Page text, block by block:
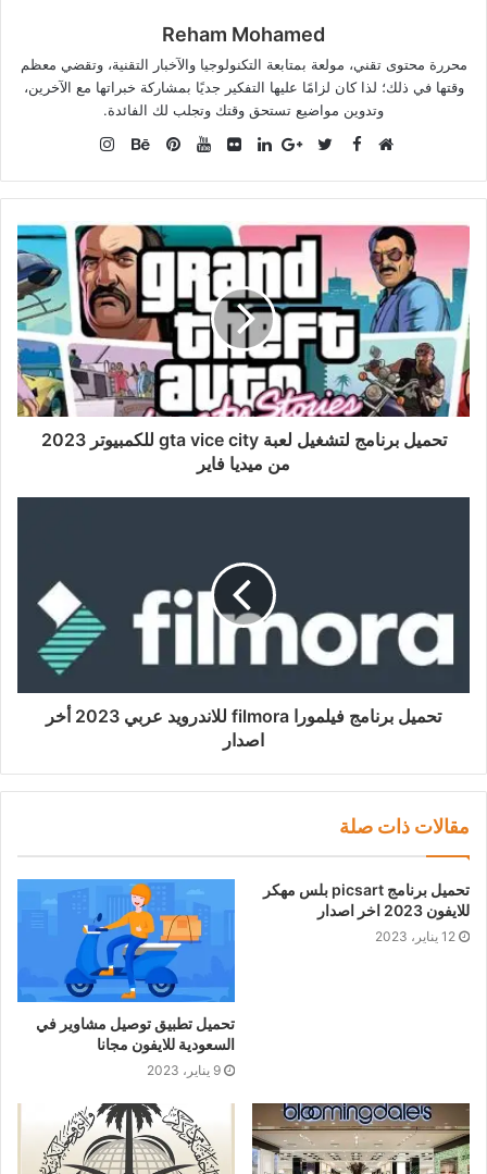
Reham Mohamed
محررة محتوى تقني، مولعة بمتابعة التكنولوجيا والآخبار التقنية، وتقضي معظم
وقتها في ذلك؛ لذا كان لزامًا عليها التفكير جديًا بمشاركة خبراتها مع الآخرين،
وتدوين مواضيع تستحق وقتك وتجلب لك الفائدة.
Facebook
تحميل برنامج لتشغيل لعبة gta vice city للكمبيوتر 2023
من ميديا فاير
تحميل برنامج فيلمورا filmora للاندرويد عربي 2023 أخر
اصدار
مقالات ذات صلة
تحميل برنامج picsart بلس مهكر
للايفون 2023 اخر اصدار
12 يناير، 2023
تحميل تطبيق توصيل مشاوير في
السعودية للايفون مجانا
9 يناير، 2023